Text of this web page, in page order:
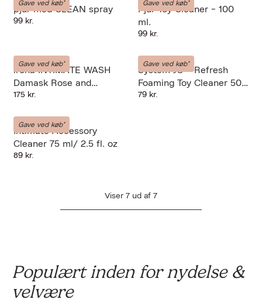
Gave ved køb*
pjur med CLEAN spray
99 kr.
Gave ved køb*
Pjur Toy Cleaner - 100
ml.
99 kr.
Gave ved køb*
Iroha
iroha INTIMATE WASH
Damask Rose and
Geranium
175 kr.
Gave ved køb*
System Jo
System JO - Refresh
Foaming Toy Cleaner 50
ml
79 kr.
Gave ved køb*
INTIMINA
Intimate Accessory
Cleaner 75 ml/ 2.5 fl. oz
89 kr.
Viser 7 ud af 7
Populært inden for nydelse &
velvære